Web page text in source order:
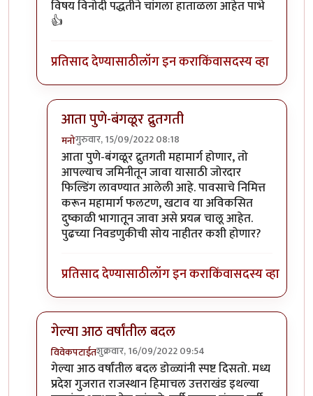
विषय विनोदी पद्धतीने चांगला हाताळला आहेत पाभे
👍
प्रतिसाद देण्यासाठीलॉग इन कराकिंवासदस्य व्हा
आता पुणे-बंगळूर द्रुतगती
मनोगुरुवार, 15/09/2022 08:18
In reply to+१०००byटर्मीनेटर
आता पुणे-बंगळूर द्रुतगती महामार्ग होणार, तो
आपल्याच जमिनीतून जावा यासाठी जोरदार
फिल्डिंग लावण्यात आलेली आहे. पावसाचे निमित्त
करून महामार्ग फलटण, खटाव या अविकसित
दुष्काळी भागातून जावा असे प्रयत्न चालू आहेत.
पुढच्या निवडणुकीची सोय नाहीतर कशी होणार?
प्रतिसाद देण्यासाठीलॉग इन कराकिंवासदस्य व्हा
गेल्या आठ वर्षांतील बदल
विवेकपटाईतशुक्रवार, 16/09/2022 09:54
In reply toहहपुवाbyस्वधर्म
गेल्या आठ वर्षांतील बदल डोळ्यांनी स्पष्ट दिसतो. मध्य
प्रदेश गुजरात राजस्थान हिमाचल उत्तराखंड इथल्या